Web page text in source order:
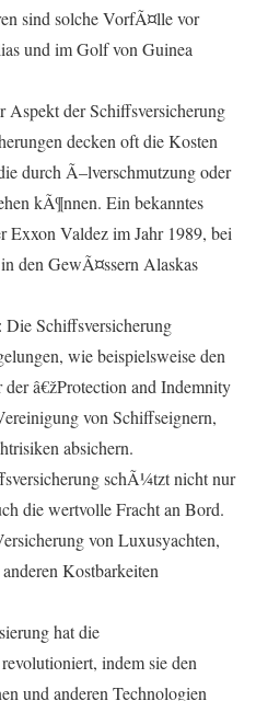
sind solche VorfÃ¤lle vor
und im Golf von Guinea
Aspekt der Schiffsversicherung
decken oft die Kosten
durch Ã–lverschmutzung oder
kÃ¶nnen. Ein bekanntes
Exxon Valdez im Jahr 1989, bei
den GewÃ¤ssern Alaskas
: Die Schiffsversicherung
wie beispielsweise den
â€žProtection and Indemnity
von Schiffseignern,
absichern.
schÃ¼tzt nicht nur
die wertvolle Fracht an Bord.
von Luxusyachten,
Kostbarkeiten
hat die
indem sie den
und anderen Technologien